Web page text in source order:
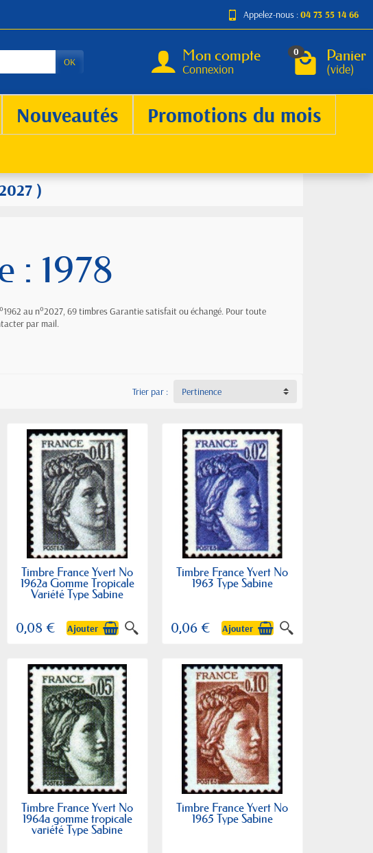
Appelez-nous :04 73 55 14 66
OK Mon compte
Connexion
0 Panier
(vide)
Nouveautés
Promotions du mois
)
: 1978
au n°2027, 69 timbres Garantie satisfait ou échangé. Pour toute
par mail.
Trier par : Pertinence
Timbre France Yvert No
1962a Gomme Tropicale
Variété Type Sabine
0,08 € Ajouter
Timbre France Yvert No
1963 Type Sabine
0,06 € Ajouter
Timbre France Yvert No
1964a gomme tropicale
variété Type Sabine
Timbre France Yvert No
1965 Type Sabine